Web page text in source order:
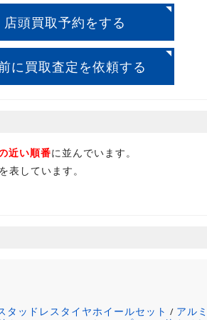
店頭買取予約をする
に買取査定を依頼する
近い順番に並んでいます。
を表しています。
タッドレスタイヤホイールセット / アル